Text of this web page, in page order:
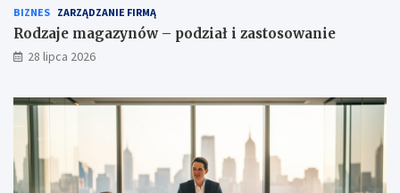
BIZNES ZARZĄDZANIE FIRMĄ
Rodzaje magazynów – podział i zastosowanie
28 lipca 2026